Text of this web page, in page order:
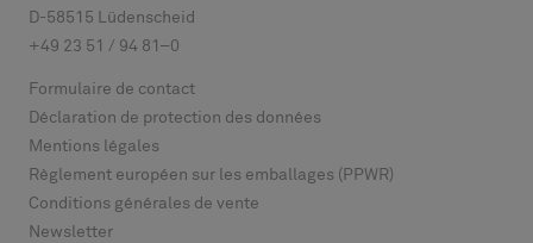
D-58515 Lüdenscheid
+49 23 51 / 94 81–0
Formulaire de contact
Déclaration de protection des données
Mentions légales
Règlement européen sur les emballages (PPWR)
Conditions générales de vente
Newsletter